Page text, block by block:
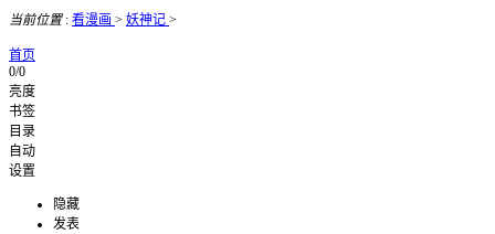
当前位置: 看漫画 > 妖神记 >
首页
0/0
亮度
书签
目录
自动
设置
隐藏
发表